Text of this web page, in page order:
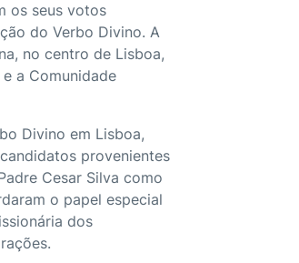
os seus votos
do Verbo Divino. A
no centro de Lisboa,
a Comunidade
Divino em Lisboa,
provenientes
Cesar Silva como
o papel especial
dos